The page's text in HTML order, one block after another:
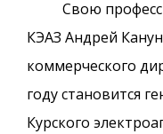
Свою
КЭАЗ Андрей
коммерческого
году становится
Курского